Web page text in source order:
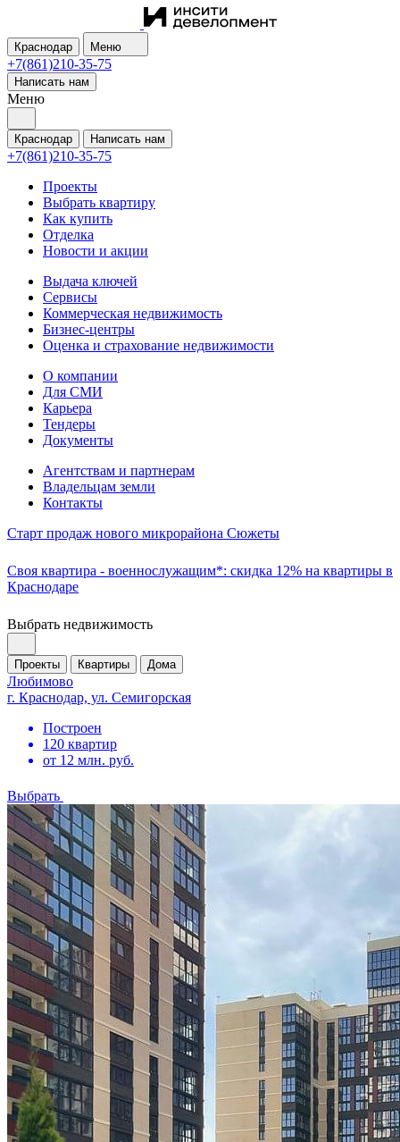
Краснодар Меню
+7(861)210-35-75
Написать нам
Меню
Краснодар Написать нам
+7(861)210-35-75
Проекты
Выбрать квартиру
Как купить
Отделка
Новости и акции
Выдача ключей
Сервисы
Коммерческая недвижимость
Бизнес-центры
Оценка и страхование недвижимости
О компании
Для СМИ
Карьера
Тендеры
Документы
Агентствам и партнерам
Владельцам земли
Контакты
Старт продаж нового микрорайона Сюжеты
Своя квартира - военнослужащим*: скидка 12% на квартиры в
Краснодаре
Выбрать недвижимость
Проекты Квартиры Дома
Любимово
г. Краснодар, ул. Семигорская
Построен
120 квартир
от 12 млн. руб.
Выбрать